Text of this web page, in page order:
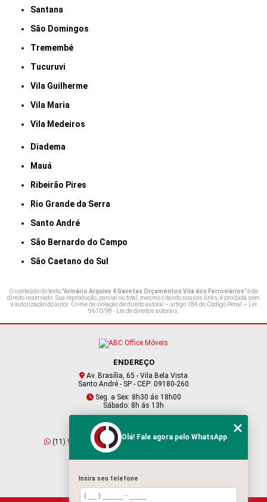
Santana
São Domingos
Tremembé
Tucuruvi
Vila Guilherme
Vila Maria
Vila Medeiros
Diadema
Mauá
Ribeirão Pires
Rio Grande da Serra
Santo André
São Bernardo do Campo
São Caetano do Sul
O conteúdo do texto "Armário Arquivo 4 Gavetas Orçamentos Vila dos Ferroviários" é de
direito reservado. Sua reprodução, parcial ou total, mesmo citando nossos links, é proibida sem
a autorização do autor. Crime de violação de direito autoral – artigo 184 do Código Penal – Lei
9610/98 - Lei de direitos autorais.
ENDEREÇO
Av. Brasília, 65 - Vila Bela Vista
Santo André - SP - CEP: 09180-260
Seg. a Sex: 8h30 ás 18h00
Sábado: 8h ás 13h
CONTATO
(11) 95409-2229
(11) 4901-6045
vendas@abcofficemoveis.com.br
Olá! Fale agora pelo WhatsApp
Insira seu telefone